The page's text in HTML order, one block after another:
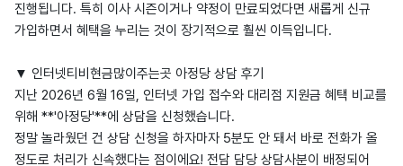
진행됩니다. 특히 이사 시즌이거나 약정이 만료되었다면 새롭게 신규
가입하면서 혜택을 누리는 것이 장기적으로 훨씬 이득입니다.
▼ 인터넷티비현금많이주는곳 아정당 상담 후기
지난 2026년 6월 16일, 인터넷 가입 접수와 대리점 지원금 혜택 비교를
위해 **'아정당'**에 상담을 신청했습니다.
정말 놀라웠던 건 상담 신청을 하자마자 5분도 안 돼서 바로 전화가 올
정도로 처리가 신속했다는 점이에요! 전담 담당 상담사분이 배정되어